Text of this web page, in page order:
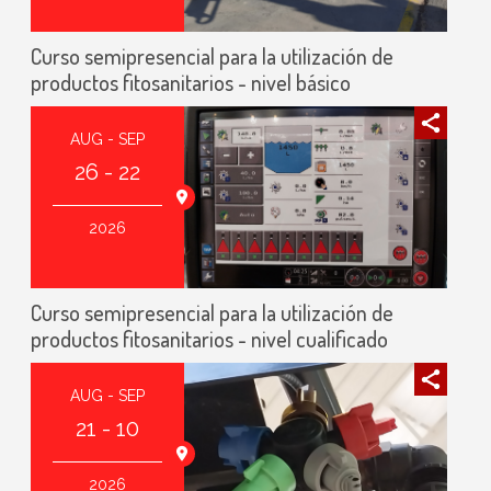
Curso semipresencial para la utilización de
productos fitosanitarios - nivel básico
AUG - SEP
26 - 22
2026
Curso semipresencial para la utilización de
productos fitosanitarios - nivel cualificado
AUG - SEP
21 - 10
2026